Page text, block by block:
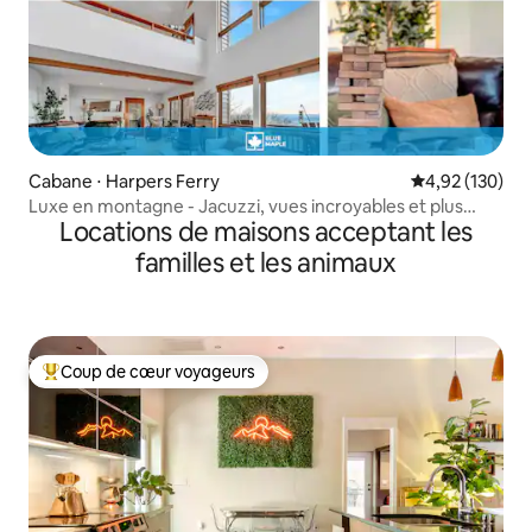
Cabane ⋅ Harpers Ferry Évaluation
4,92 (130)
Luxe en montagne - Jacuzzi, vues incroyables et plus
encore !
Locations de maisons acceptant les
familles et les animaux
Coups de cœur voyageurs les plus appréciés
Coup de cœur voyageurs